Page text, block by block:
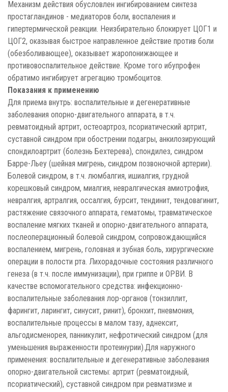
Механизм действия обусловлен ингибированием синтеза
простагландинов - медиаторов боли, воспаления и
гипертермической реакции. Неизбирательно блокирует ЦОГ1 и
ЦОГ2, оказывая быстрое направленное действие против боли
(обезболивающее), оказывает жаропонижающее и
противовоспалительное действие. Кроме того ибупрофен
обратимо ингибирует агрегацию тромбоцитов.
Показания к применению
Для приема внутрь: воспалительные и дегенеративные
заболевания опорно-двигательного аппарата, в т.ч.
ревматоидный артрит, остеоартроз, псориатический артрит,
суставной синдром при обострении подагры, анкилозирующий
спондилоартрит (болезнь Бехтерева), спондилез, синдром
Барре-Льеу (шейная мигрень, синдром позвоночной артерии).
Болевой синдром, в т.ч. люмбалгия, ишиалгия, грудной
корешковый синдром, миалгия, невралгическая амиотрофия,
невралгия, артралгия, оссалгия, бурсит, тендинит, тендовагинит,
растяжение связочного аппарата, гематомы, травматическое
воспаление мягких тканей и опорно-двигательного аппарата,
послеоперационный болевой синдром, сопровождающийся
воспалением, мигрень, головная и зубная боль, хирургические
операции в полости рта. Лихорадочные состояния различного
генеза (в т.ч. после иммунизации), при гриппе и ОРВИ. В
качестве вспомогательного средства: инфекционно-
воспалительные заболевания лор-органов (тонзиллит,
фарингит, ларингит, синусит, ринит), бронхит, пневмония,
воспалительные процессы в малом тазу, аднексит,
альгодисменорея, панникулит, нефротический синдром (для
уменьшения выраженности протеинурии).Для наружного
применения: воспалительные и дегенеративные заболевания
опорно-двигательной системы: артрит (ревматоидный,
псориатический), суставной синдром при ревматизме и